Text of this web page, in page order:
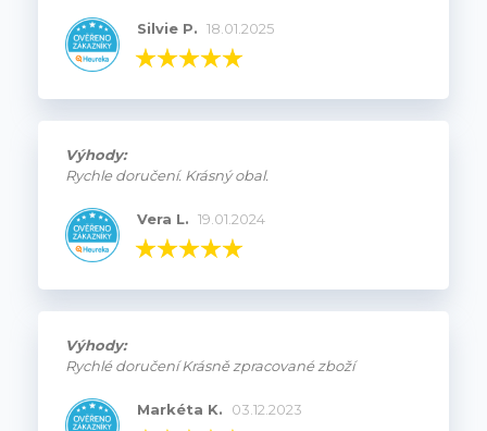
Silvie P. 18.01.2025
Výhody:
Rychle doručení. Krásný obal.
Vera L. 19.01.2024
Výhody:
Rychlé doručení Krásně zpracované zboží
Markéta K. 03.12.2023